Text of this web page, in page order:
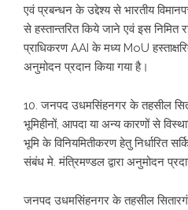
एवं प्रबन्धन के उद्देश्य से भारतीय
से हस्तान्तरित किये जाने एवं इस निमित
प्राधिकरण AAI के मध्य MoU
अनुमोदन प्रदान किया गया है।
10. जनपद उधमसिंहनगर के तहसील
भूमिहीनों, आपदा या अन्य कारणों से
भूमि के विनियमितीकरण हेतु निर्धारित
संबंध मे. मंत्रिमण्डल द्वारा अनुमोदन
जनपद उधमसिंहनगर के तहसील